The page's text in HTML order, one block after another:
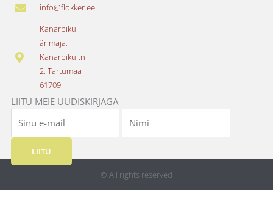
info@flokker.ee
Kanarbiku
ärimaja,
Kanarbiku tn
2, Tartumaa
61709
LIITU MEIE UUDISKIRJAGA
LIITU
© All rights reserved